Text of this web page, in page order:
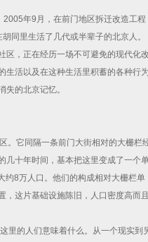
2005年9月，在前门地区拆迁改造工程
同里生活了几代或半辈子的北京人。
区，正在经历一场不可避免的现代化改
生活以及在这种生活里积蓄的各种行为
的北京记忆。
。它同隔一条前门大街相对的大栅栏
几十年时间，基本把这里变成了一个
约8万人口。他们的构成相对大栅栏单
这片基础设施陈旧，人口密度高而且
里的人们意味着什么。从一个现实到